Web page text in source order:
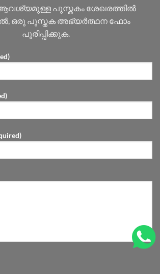
ആവശ്യമുള്ള പുസ്തകം ശേഖരത്തിൽ
ഒരു പുസ്തക അഭ്യർത്ഥന ഫോം
പൂരിപ്പിക്കുക.